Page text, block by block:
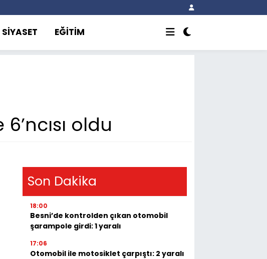
SİYASET EĞİTİM
oldu
Son Dakika
18:00
Besni’de kontrolden çıkan otomobil
şarampole girdi: 1 yaralı
17:06
Otomobil ile motosiklet çarpıştı: 2 yaralı